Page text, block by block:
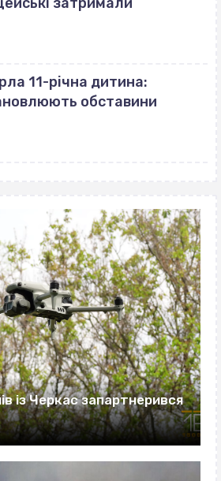
11-річна дитина:
обставини
із Черкас запартнерився